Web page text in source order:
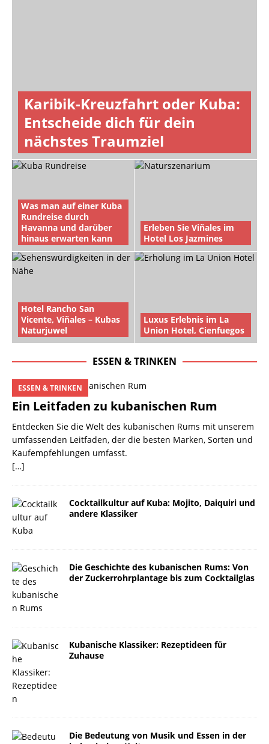
Karibik-Kreuzfahrt oder Kuba:
Entscheide dich für dein
nächstes Traumziel
Was man auf einer Kuba
Rundreise durch
Havanna und darüber
hinaus erwarten kann
Erleben Sie Viñales im
Hotel Los Jazmines
Hotel Rancho San
Vicente, Viñales – Kubas
Naturjuwel
Luxus Erlebnis im La
Union Hotel, Cienfuegos
ESSEN & TRINKEN
Ein Leitfaden zu kubanischen Rum
ESSEN & TRINKEN
Entdecken Sie die Welt des kubanischen Rums mit unserem
umfassenden Leitfaden, der die besten Marken, Sorten und
Kaufempfehlungen umfasst.
[…]
Cocktailkultur auf Kuba: Mojito, Daiquiri und
andere Klassiker
Die Geschichte des kubanischen Rums: Von
der Zuckerrohrplantage bis zum Cocktailglas
Kubanische Klassiker: Rezeptideen für
Zuhause
Die Bedeutung von Musik und Essen in der